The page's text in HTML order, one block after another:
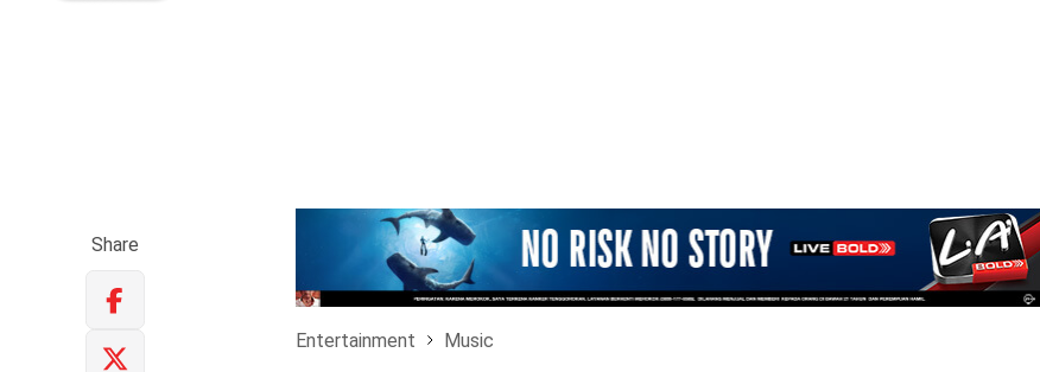
Share
Entertainment Music